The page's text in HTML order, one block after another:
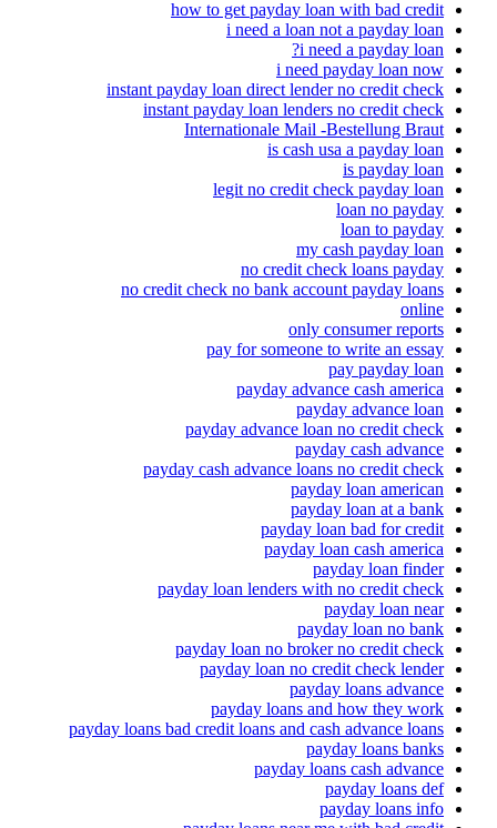
how to get payday loan with bad credit
i need a loan not a payday loan
i need a payday loan?
i need payday loan now
instant payday loan direct lender no credit check
instant payday loan lenders no credit check
Internationale Mail -Bestellung Braut
is cash usa a payday loan
is payday loan
legit no credit check payday loan
loan no payday
loan to payday
my cash payday loan
no credit check loans payday
no credit check no bank account payday loans
online
only consumer reports
pay for someone to write an essay
pay payday loan
payday advance cash america
payday advance loan
payday advance loan no credit check
payday cash advance
payday cash advance loans no credit check
payday loan american
payday loan at a bank
payday loan bad for credit
payday loan cash america
payday loan finder
payday loan lenders with no credit check
payday loan near
payday loan no bank
payday loan no broker no credit check
payday loan no credit check lender
payday loans advance
payday loans and how they work
payday loans bad credit loans and cash advance loans
payday loans banks
payday loans cash advance
payday loans def
payday loans info